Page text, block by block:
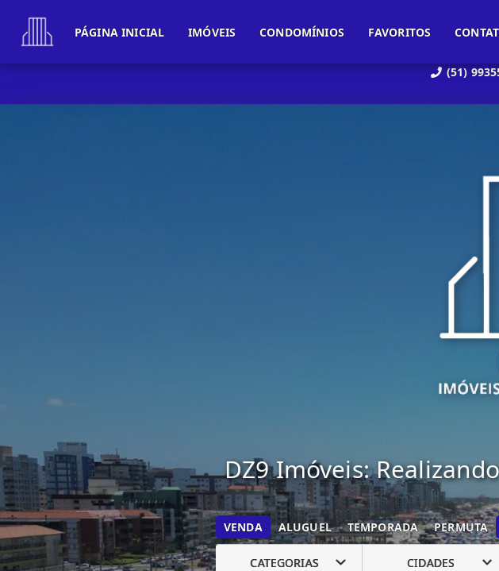
(51)
PÁGINA INICIAL IMÓVEIS CONDOMÍNIOS FAVORITOS
DZ9 Imóveis:
VENDA ALUGUEL TEMPORADA PERMUTA
CATEGORIAS CIDADES